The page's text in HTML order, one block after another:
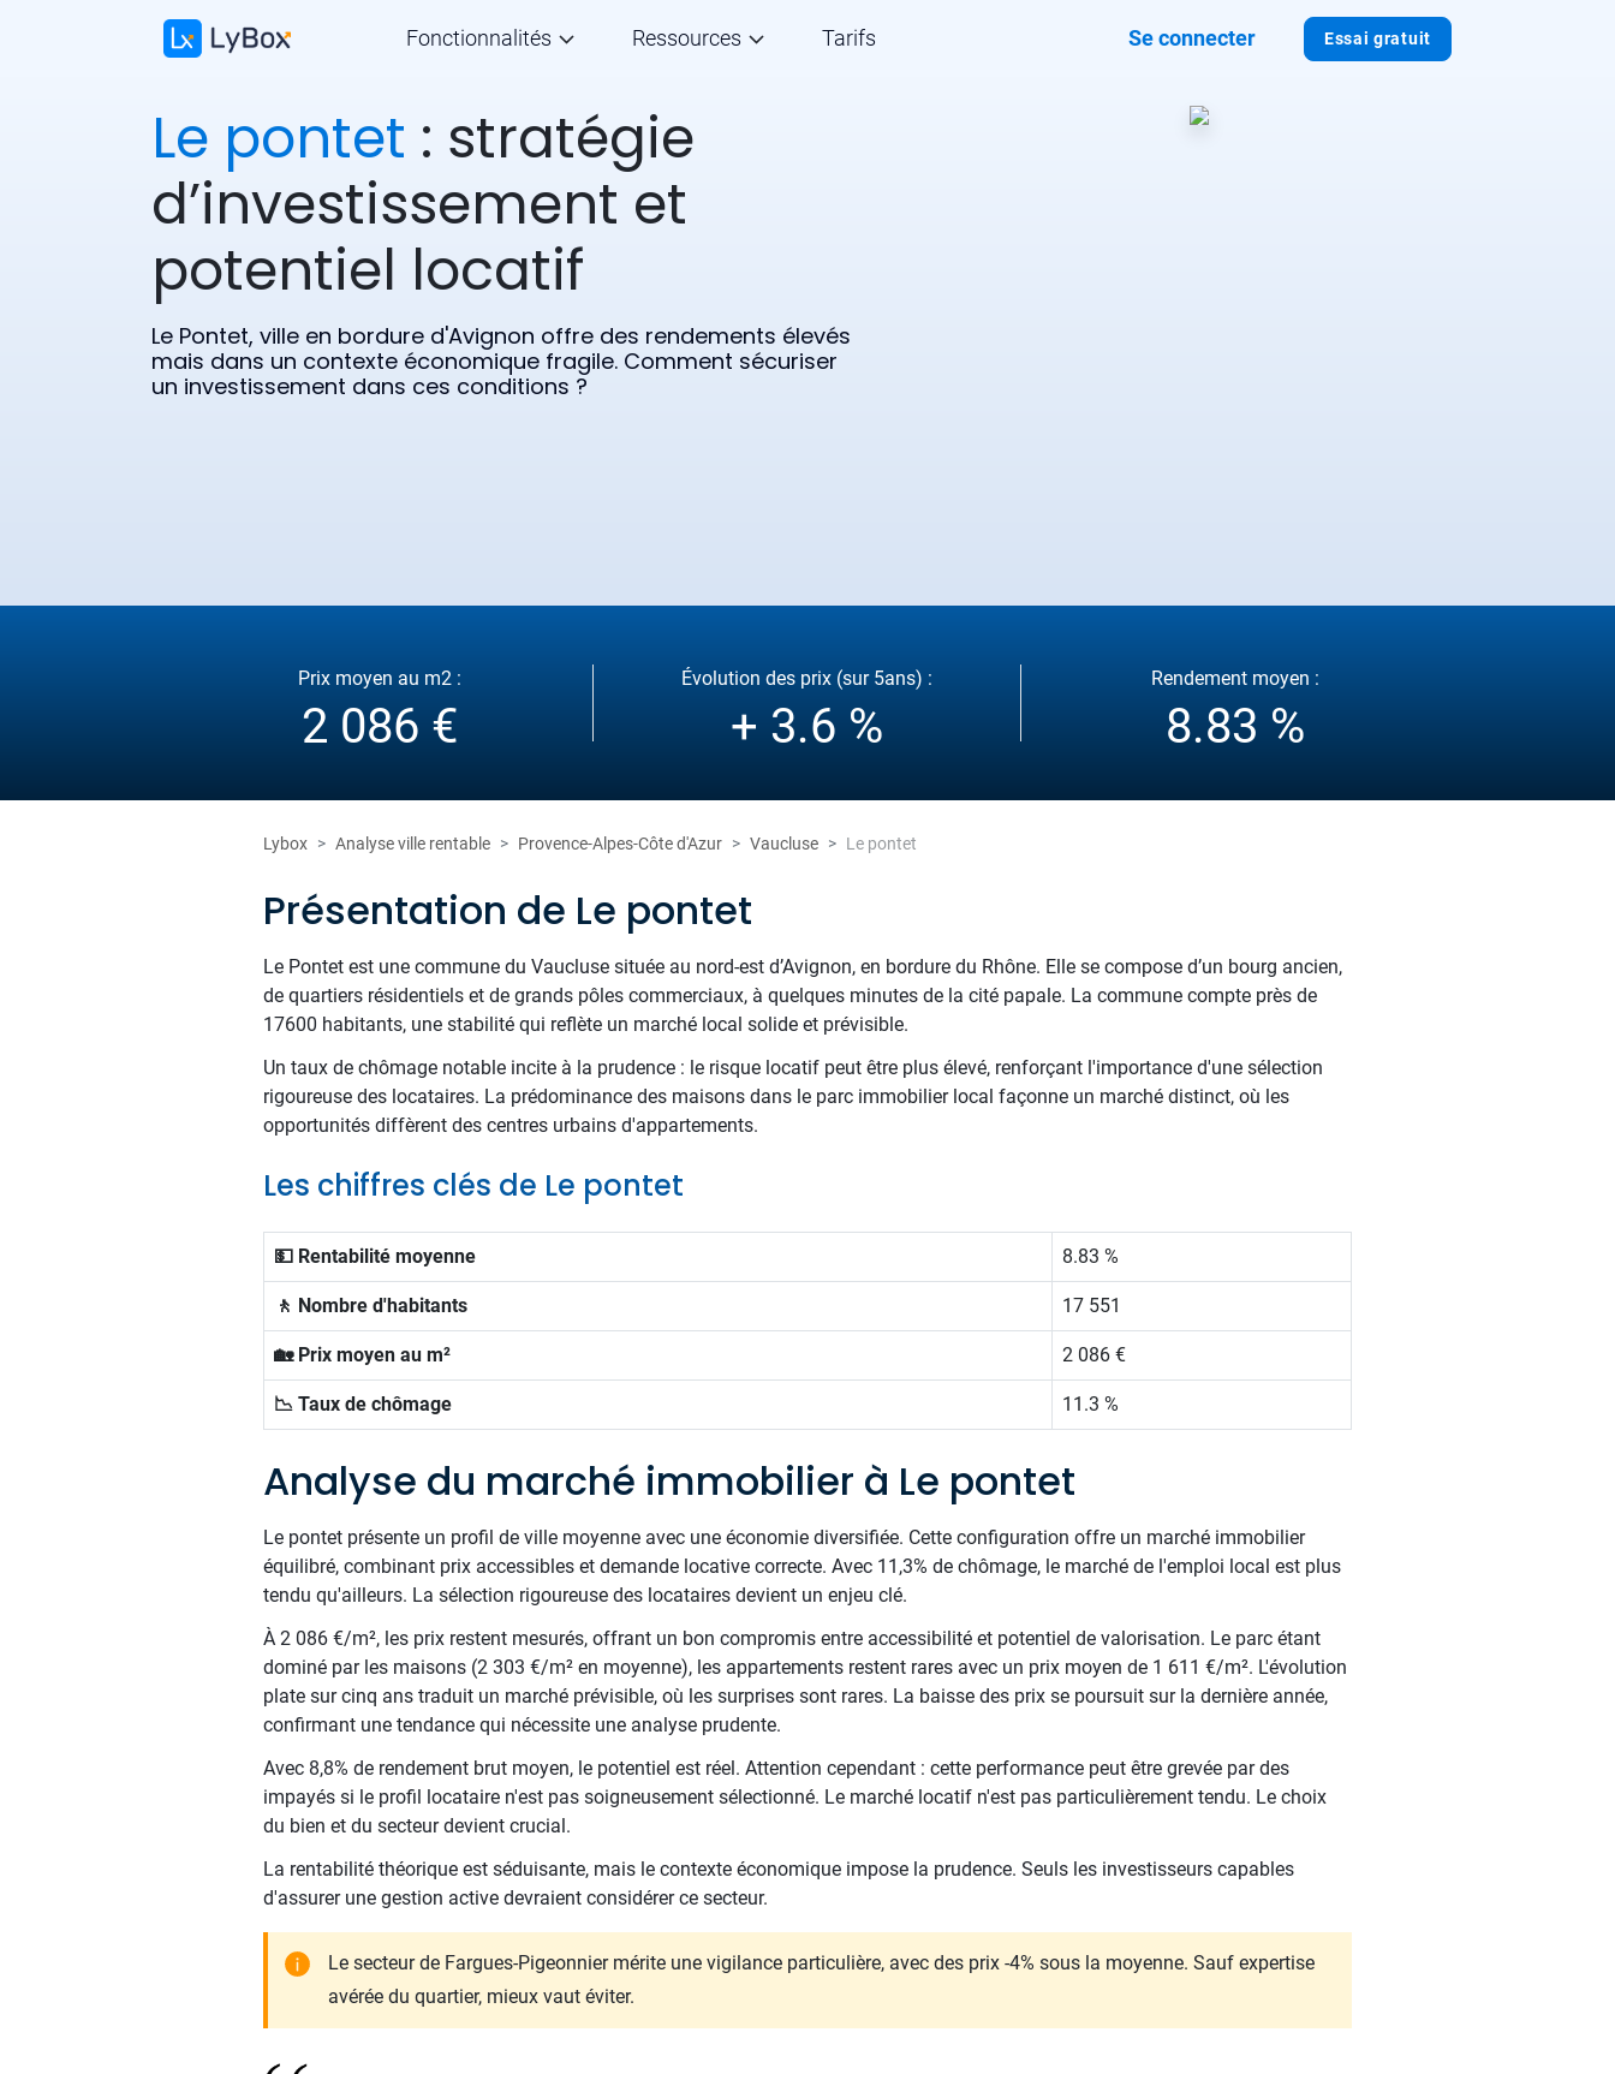
Essai gratuit
Fonctionnalités Ressources Tarifs Se connecter
Le pontet : stratégie
d’investissement et
potentiel locatif
Le Pontet, ville en bordure d'Avignon offre des rendements élevés
mais dans un contexte économique fragile. Comment sécuriser
un investissement dans ces conditions ?
Prix moyen au m2 :
2 086 €
Évolution des prix (sur 5ans) :
+ 3.6 %
Rendement moyen :
8.83 %
Lybox Analyse ville rentable Provence-Alpes-Côte d'Azur Vaucluse Le pontet
Présentation de Le pontet
Le Pontet est une commune du Vaucluse située au nord-est d’Avignon, en bordure du Rhône. Elle se compose d’un bourg ancien,
de quartiers résidentiels et de grands pôles commerciaux, à quelques minutes de la cité papale. La commune compte près de
17600 habitants, une stabilité qui reflète un marché local solide et prévisible.
Un taux de chômage notable incite à la prudence : le risque locatif peut être plus élevé, renforçant l'importance d'une sélection
rigoureuse des locataires. La prédominance des maisons dans le parc immobilier local façonne un marché distinct, où les
opportunités diffèrent des centres urbains d'appartements.
Les chiffres clés de Le pontet
💵 Rentabilité moyenne 8.83 %
🚶 Nombre d'habitants 17 551
🏡 Prix moyen au m² 2 086 €
📉 Taux de chômage 11.3 %
Analyse du marché immobilier à Le pontet
Le pontet présente un profil de ville moyenne avec une économie diversifiée. Cette configuration offre un marché immobilier
équilibré, combinant prix accessibles et demande locative correcte. Avec 11,3% de chômage, le marché de l'emploi local est plus
tendu qu'ailleurs. La sélection rigoureuse des locataires devient un enjeu clé.
À 2 086 €/m², les prix restent mesurés, offrant un bon compromis entre accessibilité et potentiel de valorisation. Le parc étant
dominé par les maisons (2 303 €/m² en moyenne), les appartements restent rares avec un prix moyen de 1 611 €/m². L'évolution
plate sur cinq ans traduit un marché prévisible, où les surprises sont rares. La baisse des prix se poursuit sur la dernière année,
confirmant une tendance qui nécessite une analyse prudente.
Avec 8,8% de rendement brut moyen, le potentiel est réel. Attention cependant : cette performance peut être grevée par des
impayés si le profil locataire n'est pas soigneusement sélectionné. Le marché locatif n'est pas particulièrement tendu. Le choix
du bien et du secteur devient crucial.
La rentabilité théorique est séduisante, mais le contexte économique impose la prudence. Seuls les investisseurs capables
d'assurer une gestion active devraient considérer ce secteur.
Le secteur de Fargues-Pigeonnier mérite une vigilance particulière, avec des prix -4% sous la moyenne. Sauf expertise
avérée du quartier, mieux vaut éviter.